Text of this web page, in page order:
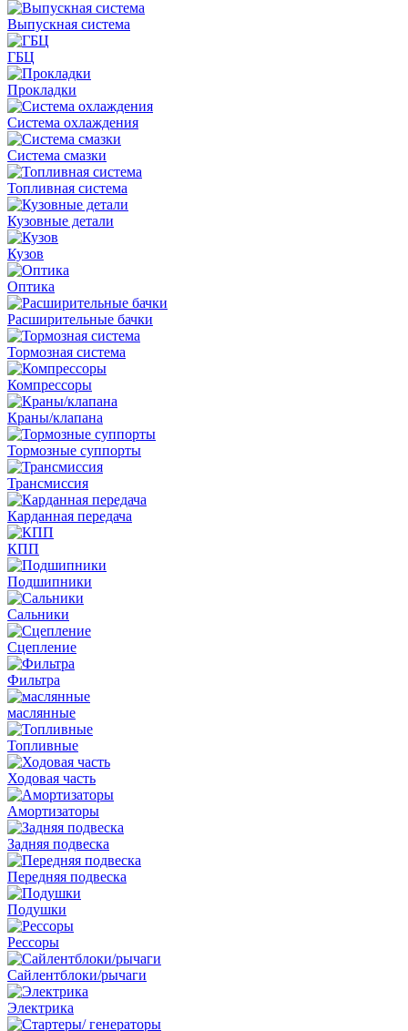
Выпускная система
ГБЦ
Прокладки
Система охлаждения
Система смазки
Топливная система
Кузовные детали
Кузов
Оптика
Расширительные бачки
Тормозная система
Компрессоры
Краны/клапана
Тормозные суппорты
Трансмиссия
Карданная передача
КПП
Подшипники
Сальники
Сцепление
Фильтра
маслянные
Топливные
Ходовая часть
Амортизаторы
Задняя подвеска
Передняя подвеска
Подушки
Рессоры
Сайлентблоки/рычаги
Электрика